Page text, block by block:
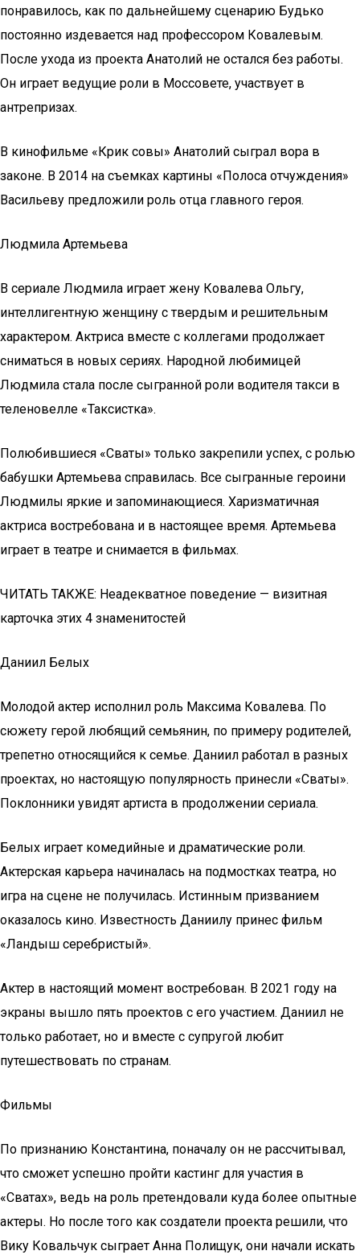
понравилось, как по дальнейшему сценарию Будько
постоянно издевается над профессором Ковалевым.
После ухода из проекта Анатолий не остался без работы.
Он играет ведущие роли в Моссовете, участвует в
антрепризах.
В кинофильме «Крик совы» Анатолий сыграл вора в
законе. В 2014 на съемках картины «Полоса отчуждения»
Васильеву предложили роль отца главного героя.
Людмила Артемьева
В сериале Людмила играет жену Ковалева Ольгу,
интеллигентную женщину с твердым и решительным
характером. Актриса вместе с коллегами продолжает
сниматься в новых сериях. Народной любимицей
Людмила стала после сыгранной роли водителя такси в
теленовелле «Таксистка».
Полюбившиеся «Сваты» только закрепили успех, с ролью
бабушки Артемьева справилась. Все сыгранные героини
Людмилы яркие и запоминающиеся. Харизматичная
актриса востребована и в настоящее время. Артемьева
играет в театре и снимается в фильмах.
ЧИТАТЬ ТАКЖЕ: Неадекватное поведение — визитная
карточка этих 4 знаменитостей
Даниил Белых
Молодой актер исполнил роль Максима Ковалева. По
сюжету герой любящий семьянин, по примеру родителей,
трепетно относящийся к семье. Даниил работал в разных
проектах, но настоящую популярность принесли «Сваты».
Поклонники увидят артиста в продолжении сериала.
Белых играет комедийные и драматические роли.
Актерская карьера начиналась на подмостках театра, но
игра на сцене не получилась. Истинным призванием
оказалось кино. Известность Даниилу принес фильм
«Ландыш серебристый».
Актер в настоящий момент востребован. В 2021 году на
экраны вышло пять проектов с его участием. Даниил не
только работает, но и вместе с супругой любит
путешествовать по странам.
Фильмы
По признанию Константина, поначалу он не рассчитывал,
что сможет успешно пройти кастинг для участия в
«Сватах», ведь на роль претендовали куда более опытные
актеры. Но после того как создатели проекта решили, что
Вику Ковальчук сыграет Анна Полищук, они начали искать